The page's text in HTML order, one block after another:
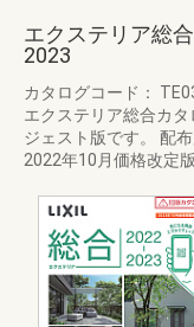
エクステリア総
2023
カタログコード：
エクステリア総合カ
ジェスト版です。 配
2022年10月価格改定版